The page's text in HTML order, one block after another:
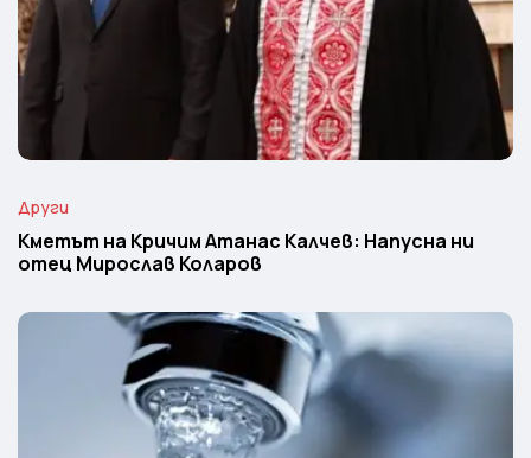
Други
Кметът на Кричим Атанас Калчев: Напусна ни
отец Мирослав Коларов